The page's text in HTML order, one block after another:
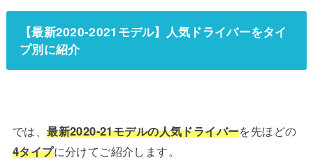
【最新2020-2021モデル】人気ドライバーをタイ
プ別に紹介
では、最新2020-21モデルの人気ドライバーを先ほどの
4タイプに分けてご紹介します。